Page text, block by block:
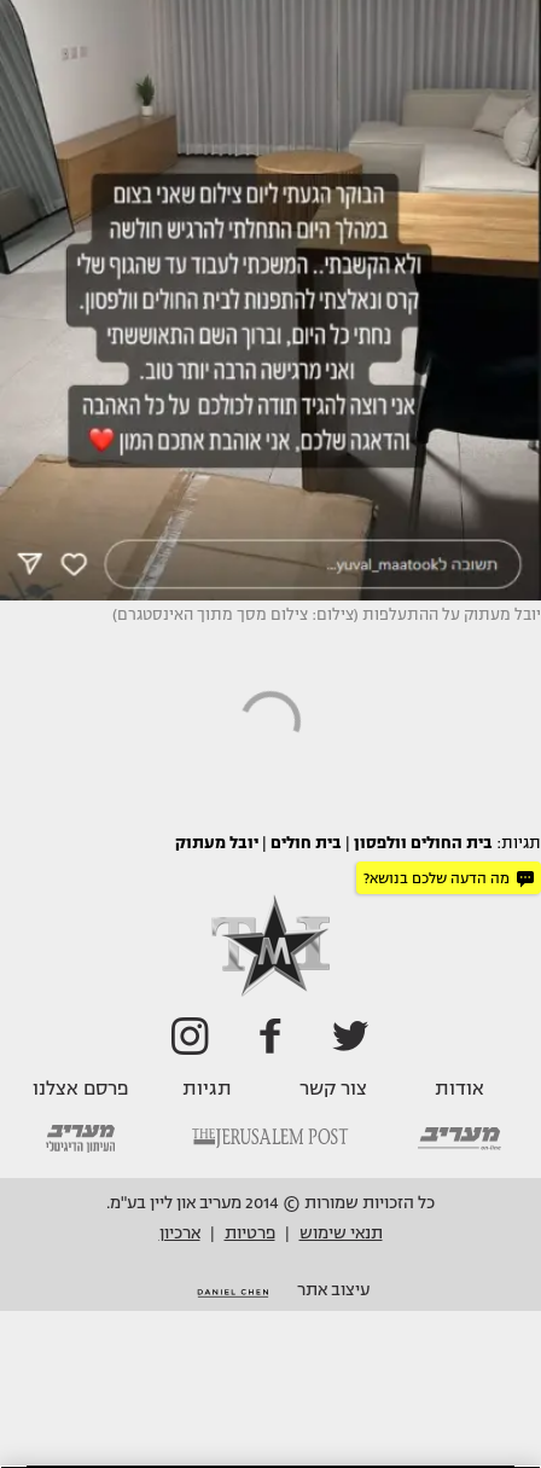
יובל מעתוק על ההתעלפות (צילום: צילום מסך מתוך האינסטגרם)
תגיות: בית החולים וולפסון בית חולים יובל מעתוק
מה הדעה שלכם בנושא?
אודות צור קשר תגיות פרסם אצלנו
כל הזכויות שמורות © 2014 מעריב און ליין בע"מ.
תנאי שימוש
פרטיות ארכיון
עיצוב אתר